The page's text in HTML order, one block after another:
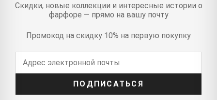
Скидки, новые коллекции и интересные истории о
фарфоре — прямо на вашу почту
Промокод на скидку 10% на первую покупку
ПОДПИСАТЬСЯ